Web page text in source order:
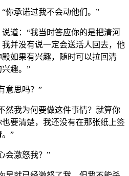
你承诺过我不会动他们。”
道：“我当时答应你的是把清河
并没有说一定会送活人回去，他
如果有兴趣，随时可以拉回清
趣。”
意思吗？”
然我为何要做这件事情？就算你
要清楚，我还没有在那张纸上签
”
会激怒我？”